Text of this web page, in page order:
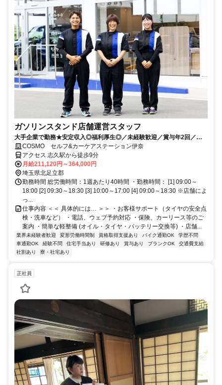
ガソリンスタンド店舗運営スタッフ
大手企業で勤務★安定収入◎福利厚生◎／未経験歓迎／賞与年2回／月9
～12日休み+休暇制度も充実◎／サービス残業無し
COSMO セルフ&カーケアステーション伊奈
アクセス 志久駅から徒歩9分
月給211,120円～364,000円
埼玉県北足立郡
勤務時間 総労働時間：1週あたり40時間 ・勤務時間： [1] 09:00～
18:00 [2] 09:30～18:30 [3] 10:00～17:00 [4] 09:00～18:30 ※店舗によ
っ...
仕事内容 ＜＜ 具体的には… ＞＞ ・お客様サポート（タイヤの安全点
検・洗車など） ・電話、ウェブ予約対応 ・保険、カーリース等のご
案内 ・簡単な軽整備 (オイル・タイヤ・バッテリー交換等) ・店舗...
業界未経験者歓迎 変形労働時間制 資格取得支援あり バイク通勤OK
学歴不問
車通勤OK
経験不問 住宅手当あり 研修あり 賞与あり ブランクOK
交通費支給
社割あり
寮・社宅あり
正社員